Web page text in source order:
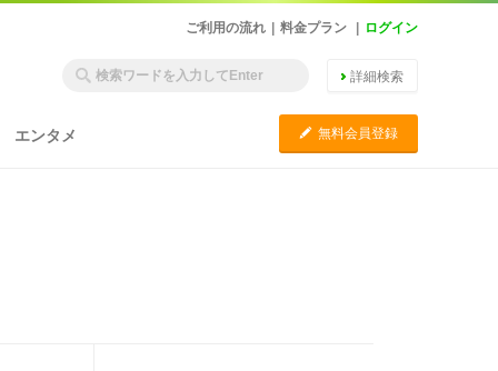
ご利用の流れ 料金プラン ログイン
詳細検索
エンタメ C 無料会員登録